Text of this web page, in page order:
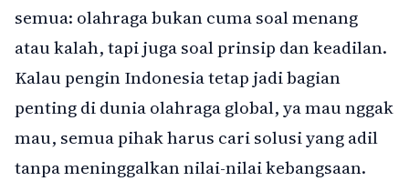
semua: olahraga bukan cuma soal menang
atau kalah, tapi juga soal prinsip dan keadilan.
Kalau pengin Indonesia tetap jadi bagian
penting di dunia olahraga global, ya mau nggak
mau, semua pihak harus cari solusi yang adil
tanpa meninggalkan nilai-nilai kebangsaan.